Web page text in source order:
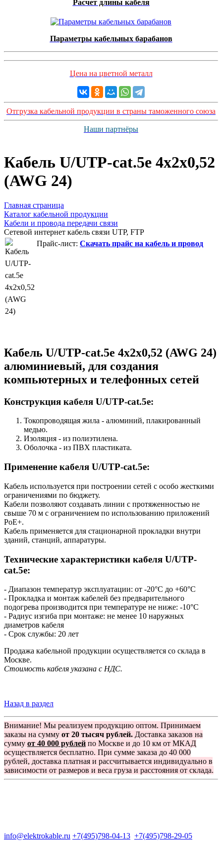
Расчет длины кабеля
Параметры кабельных барабанов
Цена на цветной металл
Отгрузка кабельной продукции в страны таможенного союза
Наши партнёры
Кабель U/UTP-cat.5e 4x2x0,52
(AWG 24)
Главная страница
Каталог кабельной продукции
Кабели и провода передачи связи
Сетевой интернет кабель связи UTP, FTP
Прайс-лист: Скачать прайс на кабель и провод
Кабель U/UTP-cat.5e 4x2x0,52 (AWG 24)
алюминиевый, для создания
компьютерных и телефонных сетей
Конструкция кабеля U/UTP-cat.5e:
Токопроводящая жила - алюминий, плакированный
медью.
Изоляция - из полиэтилена.
Оболочка - из ПВХ пластиката.
Применение кабеля U/UTP-cat.5e:
Кабель используется при построении сетей с особо жесткими
ограничениями по бюджету.
Кабели позволяют создавать линии с протяженностью не
свыше 70 м c ограничением по использованию приложений
PoE+.
Кабель применяется для стационарной прокладки внутри
зданий, станций, аппаратуры.
Технические характеристики кабеля U/UTP-
cat.5e:
- Диапазон температур эксплуатации: от -20°С до +60°С
- Прокладка и монтаж кабелей без предварительного
подогрева производится при температуре не ниже: -10°С
- Радиус изгиба при монтаже: не менее 10 наружных
диаметров кабеля
- Срок службы: 20 лет
Продажа кабельной продукции осуществляется со склада в
Москве.
Стоимость кабеля указана с НДС.
Назад в раздел
Внимание! Мы реализуем продукцию оптом. Принимаем
заказы на сумму от 20 тысяч рублей. Доставка заказов на
сумму от 40 000 рублей по Москве и до 10 км от МКАД
осуществляется бесплатно. При сумме заказа до 40 000
рублей, доставка платная и рассчитывается индивидуально в
зависимости от размеров и веса груза и расстояния от склада.
info@elektrokable.ru +7(495)798-04-13 +7(495)798-29-05